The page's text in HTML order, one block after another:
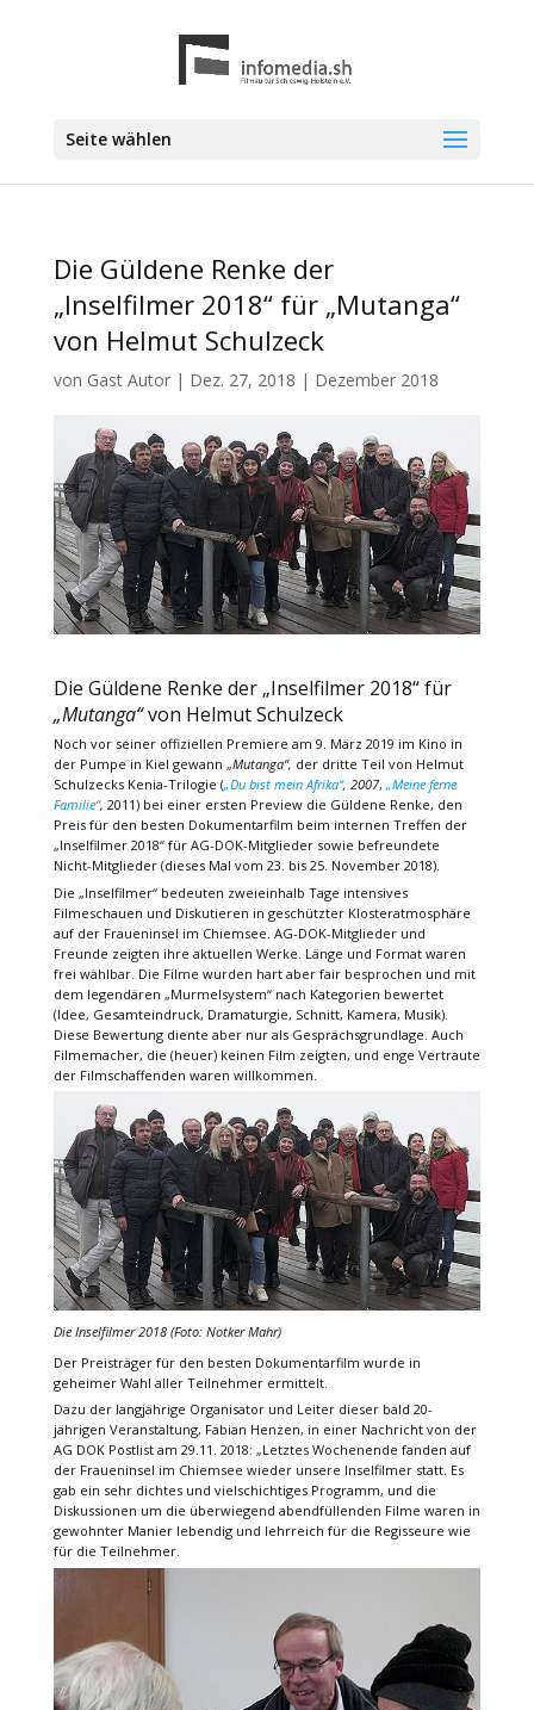
Seite wählen
Die Güldene Renke der
„Inselfilmer 2018“ für „Mutanga“
von Helmut Schulzeck
von Gast Autor| Dez. 27, 2018 | Dezember 2018
Die Güldene Renke der „Inselfilmer 2018“ für
„Mutanga“von Helmut Schulzeck
Noch vor seiner offiziellen Premiere am 9. März 2019 im Kino in
der Pumpe in Kiel gewann „Mutanga“, der dritte Teil von Helmut
Schulzecks Kenia-Trilogie („Du bist mein Afrika“, 2007, „Meine ferne
Familie“, 2011) bei einer ersten Preview die Güldene Renke, den
Preis für den besten Dokumentarfilm beim internen Treffen der
„Inselfilmer 2018“ für AG-DOK-Mitglieder sowie befreundete
Nicht-Mitglieder (dieses Mal vom 23. bis 25. November 2018).
Die „Inselfilmer“ bedeuten zweieinhalb Tage intensives
Filmeschauen und Diskutieren in geschützter Klosteratmosphäre
auf der Fraueninsel im Chiemsee. AG-DOK-Mitglieder und
Freunde zeigten ihre aktuellen Werke. Länge und Format waren
frei wählbar. Die Filme wurden hart aber fair besprochen und mit
dem legendären „Murmelsystem“ nach Kategorien bewertet
(Idee, Gesamteindruck, Dramaturgie, Schnitt, Kamera, Musik).
Diese Bewertung diente aber nur als Gesprächsgrundlage. Auch
Filmemacher, die (heuer) keinen Film zeigten, und enge Vertraute
der Filmschaffenden waren willkommen.
Die Inselfilmer 2018 (Foto: Notker Mahr)
Der Preisträger für den besten Dokumentarfilm wurde in
geheimer Wahl aller Teilnehmer ermittelt.
Dazu der langjährige Organisator und Leiter dieser bald 20-
jährigen Veranstaltung, Fabian Henzen, in einer Nachricht von der
AG DOK Postlist am 29.11. 2018: „Letztes Wochenende fanden auf
der Fraueninsel im Chiemsee wieder unsere Inselfilmer statt. Es
gab ein sehr dichtes und vielschichtiges Programm, und die
Diskussionen um die überwiegend abendfüllenden Filme waren in
gewohnter Manier lebendig und lehrreich für die Regisseure wie
für die Teilnehmer.